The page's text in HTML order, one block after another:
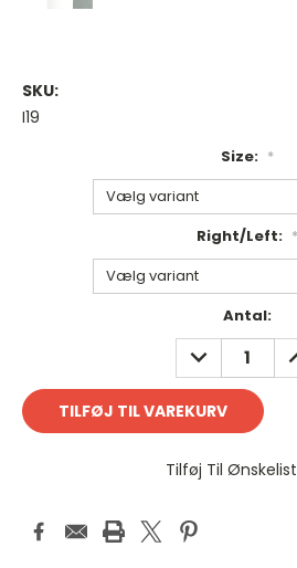
SKU:
I19
Size: *
Right/Left: *
Antal:
REDUCER
ANTAL:
Tilføj Til